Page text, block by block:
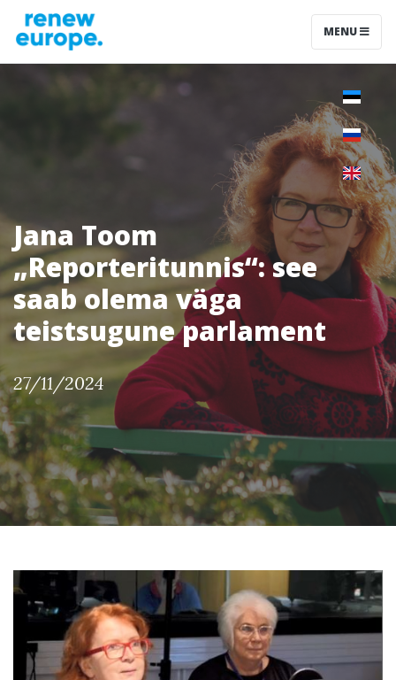
MENU
Jana Toom
„Reporteritunnis“: see
saab olema väga
teistsugune parlament
27/11/2024